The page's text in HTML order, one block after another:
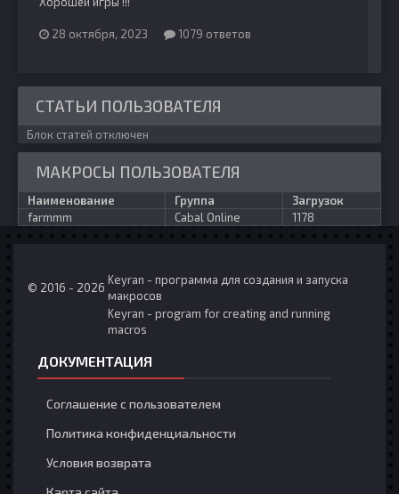
28 октября, 2023 1079 ответов
СТАТЬИ ПОЛЬЗОВАТЕЛЯ
Блок статей отключен
МАКРОСЫ ПОЛЬЗОВАТЕЛЯ
Наименование Группа
Загрузок
farmmm
Cabal Online 1178
© 2016 - 2026
Keyran - программа для создания и запуска
макросов
Keyran - program for creating and running
macros
ДОКУМЕНТАЦИЯ
Соглашение с пользователем
Политика конфиденциальности
Условия возврата